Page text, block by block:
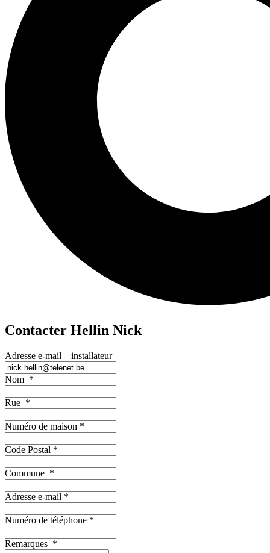
Contacter Hellin Nick
Adresse e-mail – installateur
Nom *
Rue *
Numéro de maison *
Code Postal *
Commune *
Adresse e-mail *
Numéro de téléphone *
Remarques *